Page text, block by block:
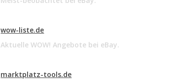
wow-liste.de
Aktuelle WOW! Angebote bei eBay.
marktplatz-tools.de